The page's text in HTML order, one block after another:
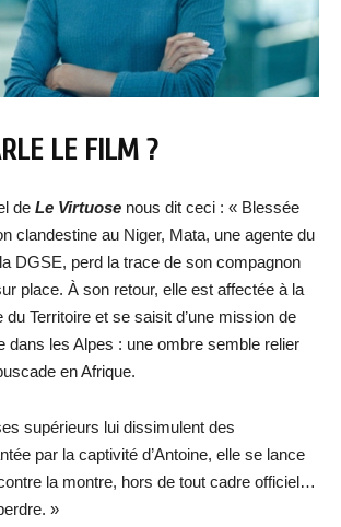
LE FILM ?
de Le Virtuose nous dit ceci : « Blessée
clandestine au Niger, Mata, une agente du
DGSE, perd la trace de son compagnon
place. À son retour, elle est affectée à la
du Territoire et se saisit d’une mission de
dans les Alpes : une ombre semble relier
en Afrique.
supérieurs lui dissimulent des
par la captivité d’Antoine, elle se lance
la montre, hors de tout cadre officiel…
»